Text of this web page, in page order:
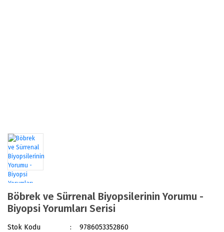
Böbrek ve Sürrenal Biyopsilerinin Yorumu -
Biyopsi Yorumları Serisi
Stok Kodu
9786053352860